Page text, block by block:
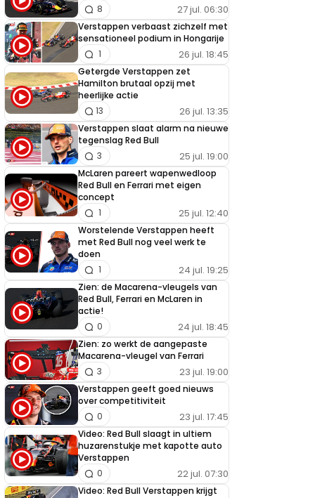
27 jul. 06:30
8
Verstappen verbaast zichzelf met
sensationeel podium in Hongarije
26 jul. 18:45
1
Getergde Verstappen zet
Hamilton brutaal opzij met
heerlijke actie
26 jul. 13:35
13
Verstappen slaat alarm na nieuwe
tegenslag Red Bull
25 jul. 19:00
3
McLaren pareert wapenwedloop
Red Bull en Ferrari met eigen
concept
25 jul. 12:40
1
Worstelende Verstappen heeft
met Red Bull nog veel werk te
doen
24 jul. 19:25
1
Zien: de Macarena-vleugels van
Red Bull, Ferrari en McLaren in
actie!
24 jul. 18:45
0
Zien: zo werkt de aangepaste
Macarena-vleugel van Ferrari
23 jul. 19:00
3
Verstappen geeft goed nieuws
over competitiviteit
23 jul. 17:45
0
Video: Red Bull slaagt in ultiem
huzarenstukje met kapotte auto
Verstappen
22 jul. 07:30
0
Video: Red Bull Verstappen krijgt